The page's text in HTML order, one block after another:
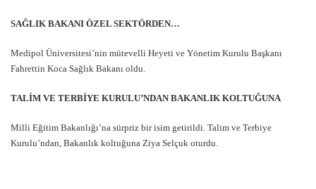
SAĞLIK BAKANI ÖZEL SEKTÖRDEN…
Medipol Üniversitesi’nin mütevelli Heyeti ve Yönetim Kurulu Başkanı
Fahrettin Koca Sağlık Bakanı oldu.
TALİM VE TERBİYE KURULU’NDAN BAKANLIK KOLTUĞUNA
Milli Eğitim Bakanlığı’na sürpriz bir isim getirildi. Talim ve Terbiye
Kurulu’ndan, Bakanlık koltuğuna Ziya Selçuk oturdu.